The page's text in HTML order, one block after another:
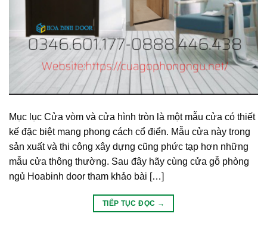
Mục lục Cửa vòm và cửa hình tròn là một mẫu cửa có thiết
kế đặc biệt mang phong cách cổ điển. Mẫu cửa này trong
sản xuất và thi công xây dựng cũng phức tạp hơn những
mẫu cửa thông thường. Sau đây hãy cùng cửa gỗ phòng
ngủ Hoabinh door tham khảo bài […]
TIẾP TỤC ĐỌC →